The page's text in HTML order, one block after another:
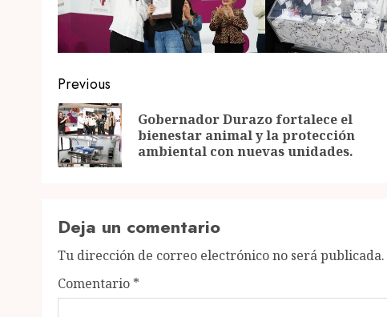
Post
navigation
Previous
Gobernador Durazo fortalece el
bienestar animal y la protección
ambiental con nuevas unidades.
Deja un comentario
Tu dirección de correo electrónico no será publicada.
Comentario *